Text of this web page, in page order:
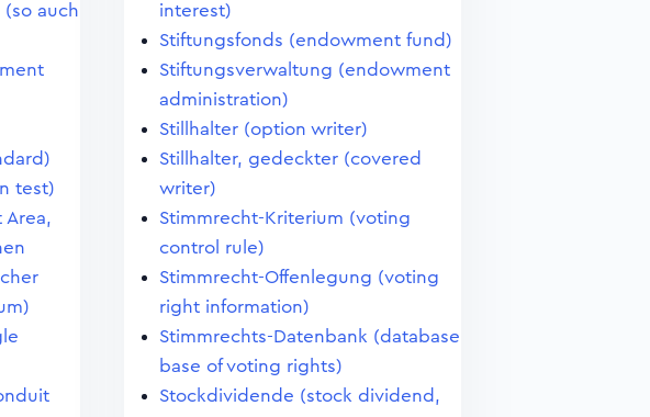
(so auch
test)
Area,
interest)
Stiftungsfonds (endowment fund)
Stiftungsverwaltung (endowment
administration)
Stillhalter (option writer)
Stillhalter, gedeckter (covered
writer)
Stimmrecht-Kriterium (voting
control rule)
Stimmrecht-Offenlegung (voting
right information)
Stimmrechts-Datenbank (database
base of voting rights)
Stockdividende (stock dividend,